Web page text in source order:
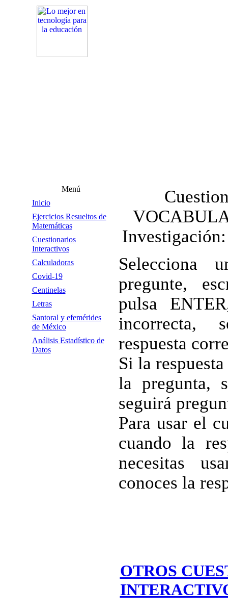
Menú
Inicio
Ejercicios Resueltos de
Matemáticas
Cuestionarios
Interactivos
Calculadoras
Covid-19
Centinelas
Letras
Santoral y efemérides
de México
Análisis Estadístico de
Datos
Selecciona
pregunte,
pulsa
incorrecta,
respuesta
Si la
la pregunta,
seguirá
Para usar el
cuando la
necesitas
conoces la
OTROS